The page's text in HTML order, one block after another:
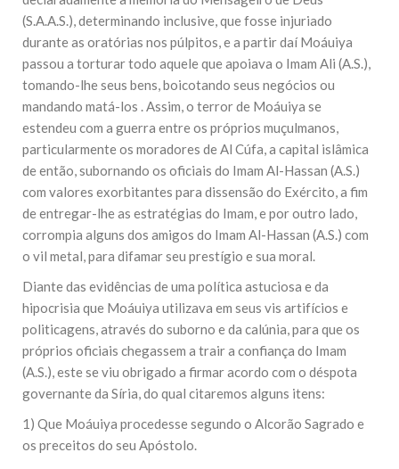
(S.A.A.S.), determinando inclusive, que fosse injuriado
durante as oratórias nos púlpitos, e a partir daí Moáuiya
passou a torturar todo aquele que apoiava o Imam Ali (A.S.),
tomando-lhe seus bens, boicotando seus negócios ou
mandando matá-los . Assim, o terror de Moáuiya se
estendeu com a guerra entre os próprios muçulmanos,
particularmente os moradores de Al Cúfa, a capital islâmica
de então, subornando os oficiais do Imam Al-Hassan (A.S.)
com valores exorbitantes para dissensão do Exército, a fim
de entregar-lhe as estratégias do Imam, e por outro lado,
corrompia alguns dos amigos do Imam Al-Hassan (A.S.) com
o vil metal, para difamar seu prestígio e sua moral.
Diante das evidências de uma política astuciosa e da
hipocrisia que Moáuiya utilizava em seus vis artifícios e
politicagens, através do suborno e da calúnia, para que os
próprios oficiais chegassem a trair a confiança do Imam
(A.S.), este se viu obrigado a firmar acordo com o déspota
governante da Síria, do qual citaremos alguns itens:
1) Que Moáuiya procedesse segundo o Alcorão Sagrado e
os preceitos do seu Apóstolo.